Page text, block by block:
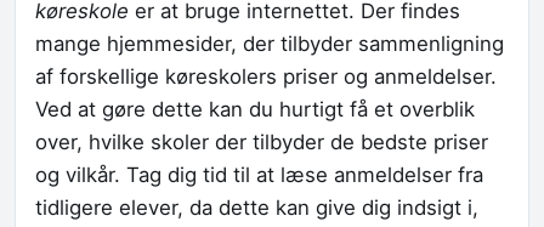
køreskole er at bruge internettet. Der findes
mange hjemmesider, der tilbyder sammenligning
af forskellige køreskolers priser og anmeldelser.
Ved at gøre dette kan du hurtigt få et overblik
over, hvilke skoler der tilbyder de bedste priser
og vilkår. Tag dig tid til at læse anmeldelser fra
tidligere elever, da dette kan give dig indsigt i,